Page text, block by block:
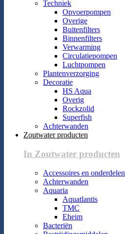
Techniek
Opvoerpompen
Overige
Buitenfilters
Binnenfilters
Verwarming
Circulatiepompen
Luchtpompen
Plantenverzorging
Decoratie
HS Aqua
Overig
Rockzolid
Superfish
Achterwanden
Zoutwater producten
In Zoutwater producten
Accessoires en onderdelen
Achterwanden
Aquaria
Aquatlantis
TMC
Eheim
Bacteriën